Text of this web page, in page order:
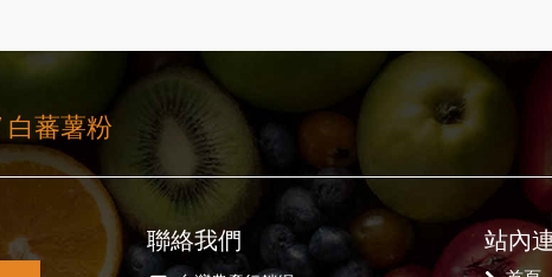
蕃薯粉
聯絡我們 站內